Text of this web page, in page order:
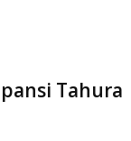
Tahura